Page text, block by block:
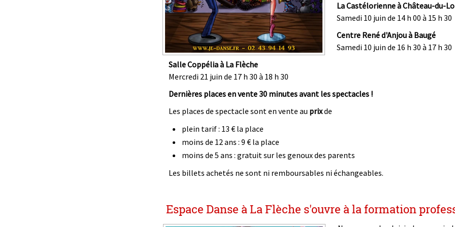
La Castélorienne à Château-du-
Samedi 10 juin de 14 h 00 à 15 h 30
Centre René d'Anjou à Baugé
Samedi 10 juin de 16 h 30 à 17 h 30
Salle Coppélia à La Flèche
Mercredi 21 juin de 17 h 30 à 18 h 30
Dernières places en vente 30 minutes avant les spectacles !
Les places de spectacle sont en vente au prixde
plein tarif : 13 € la place
moins de 12 ans : 9 € la place
moins de 5 ans : gratuit sur les genoux des parents
Les billets achetés ne sont ni remboursables ni échangeables.
Espace Danse à La Flèche s'ouvre à la formation